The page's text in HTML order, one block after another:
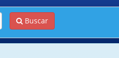
Buscar